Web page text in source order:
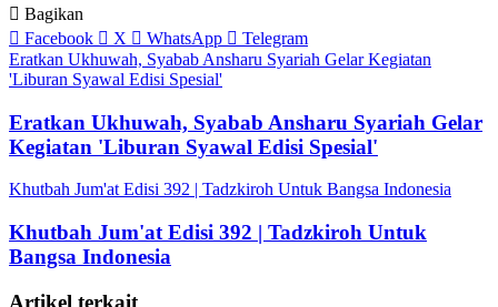
Bagikan
Facebook
X WhatsApp
Telegram
Eratkan Ukhuwah, Syabab Ansharu Syariah Gelar Kegiatan
'Liburan Syawal Edisi Spesial'
Eratkan Ukhuwah, Syabab Ansharu Syariah Gelar
Kegiatan 'Liburan Syawal Edisi Spesial'
Khutbah Jum'at Edisi 392 | Tadzkiroh Untuk Bangsa Indonesia
Khutbah Jum'at Edisi 392 | Tadzkiroh Untuk
Bangsa Indonesia
Artikel terkait